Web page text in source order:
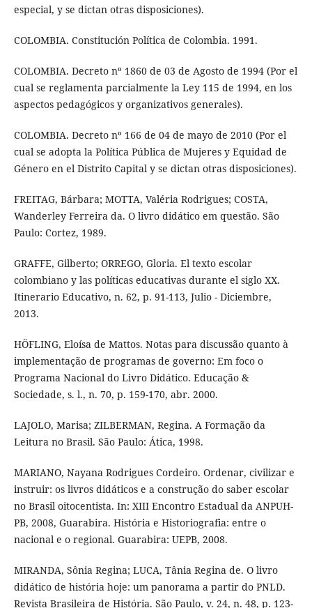
especial, y se dictan otras disposiciones).
COLOMBIA. Constitución Política de Colombia. 1991.
COLOMBIA. Decreto nº 1860 de 03 de Agosto de 1994 (Por el
cual se reglamenta parcialmente la Ley 115 de 1994, en los
aspectos pedagógicos y organizativos generales).
COLOMBIA. Decreto nº 166 de 04 de mayo de 2010 (Por el
cual se adopta la Política Pública de Mujeres y Equidad de
Género en el Distrito Capital y se dictan otras disposiciones).
FREITAG, Bárbara; MOTTA, Valéria Rodrigues; COSTA,
Wanderley Ferreira da. O livro didático em questão. São
Paulo: Cortez, 1989.
GRAFFE, Gilberto; ORREGO, Gloria. El texto escolar
colombiano y las políticas educativas durante el siglo XX.
Itinerario Educativo, n. 62, p. 91-113, Julio - Diciembre,
2013.
HÖFLING, Eloísa de Mattos. Notas para discussão quanto à
implementação de programas de governo: Em foco o
Programa Nacional do Livro Didático. Educação &
Sociedade, s. l., n. 70, p. 159-170, abr. 2000.
LAJOLO, Marisa; ZILBERMAN, Regina. A Formação da
Leitura no Brasil. São Paulo: Ática, 1998.
MARIANO, Nayana Rodrigues Cordeiro. Ordenar, civilizar e
instruir: os livros didáticos e a construção do saber escolar
no Brasil oitocentista. In: XIII Encontro Estadual da ANPUH-
PB, 2008, Guarabira. História e Historiografia: entre o
nacional e o regional. Guarabira: UEPB, 2008.
MIRANDA, Sônia Regina; LUCA, Tânia Regina de. O livro
didático de história hoje: um panorama a partir do PNLD.
Revista Brasileira de História. São Paulo, v. 24, n. 48, p. 123-